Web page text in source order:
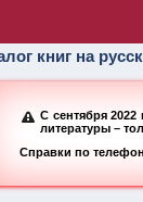
книг на
С сентября
литературы –
Справки по